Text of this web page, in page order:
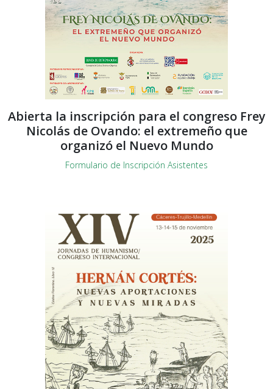
Abierta la inscripción para el congreso Frey
Nicolás de Ovando: el extremeño que
organizó el Nuevo Mundo
Formulario de Inscripción Asistentes